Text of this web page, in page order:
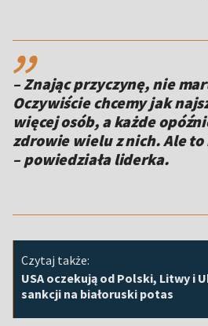
,,
– Znając przyczynę, nie
Oczywiście chcemy jak
więcej osób, a każde
zdrowie wielu z nich. Ale to
– powiedziała liderka.
Czytaj także:
USA oczekują od Polski, Litwy i
sankcji na białoruski potas